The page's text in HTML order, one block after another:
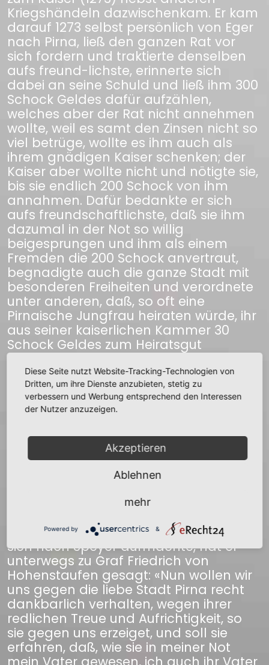
Kriegshändeln dazwischenkam. Er kam
darauf 1273 selbst persönlich von Eger
nach Pirna, ließ den ganzen Rat vor
sich fordern und traktierte denselben
aufs freund-lichste, erinnerte sich
dabei an seine Schuld und ließ ihm 300
Schock Geldes dafür aufzählen,
welches aber der Rat nicht annehmen
wollte, weil es samt den Zinsen nicht so
viel betrüge, wollte es ihm auch als
ihrem gnädigen Kaiser schenken; der
Kaiser aber wollte nicht und nötigte sie,
bis sie endlich 200 Schock von ihm
annahmen. Dafür bedankte er sich
aufs freundschaftlichste, daß sie ihm
dazumal in der Not so willig
beigesprungen und ihm als einem
Fremden die 200 Schock anvertraut,
begnadigte auch die ganze Stadt mit
besonderen Freiheiten und verordnete
unter anderen, daß, so oft eine
Pirnaische Jungfrau heiraten würde, ihr
aus seiner kaiserlichen Kammer 30
Schock Geldes zum Heiratsgut
ausgezahlt werden solle. So soll er
gleichfalls auch der studierenden
Jugend in Pirna verschiedene Stipendia
verordnet haben. Es gedenket auch
der obengedachte Autor, daß kurz
zwischen dem Kaiser und dem König
Ottokar zu Ende gegangen und der
Kaiser ganz Böhmen, Österreich, Lausitz
mit Ernst befohlen hatte, daß die Stadt
Pirna allein von allen Kontributionen
frei blieb. Als er aber zur Kaiserkrönung
sich nach Speyer aufmachte, hat er
unterwegs zu Graf Friedrich von
Hohenstaufen gesagt: «Nun wollen wir
uns gegen die liebe Stadt Pirna recht
dankbarlich verhalten, wegen ihrer
redlichen Treue und Aufrichtigkeit, so
sie gegen uns erzeiget, und soll sie
erfahren, daß, wie sie in meiner Not
Diese Seite nutzt Website-Tracking-Technologien von
Dritten, um ihre Dienste anzubieten, stetig zu
verbessern und Werbung entsprechend den Interessen
der Nutzer anzuzeigen.
Akzeptieren
Ablehnen
mehr
Powered by &